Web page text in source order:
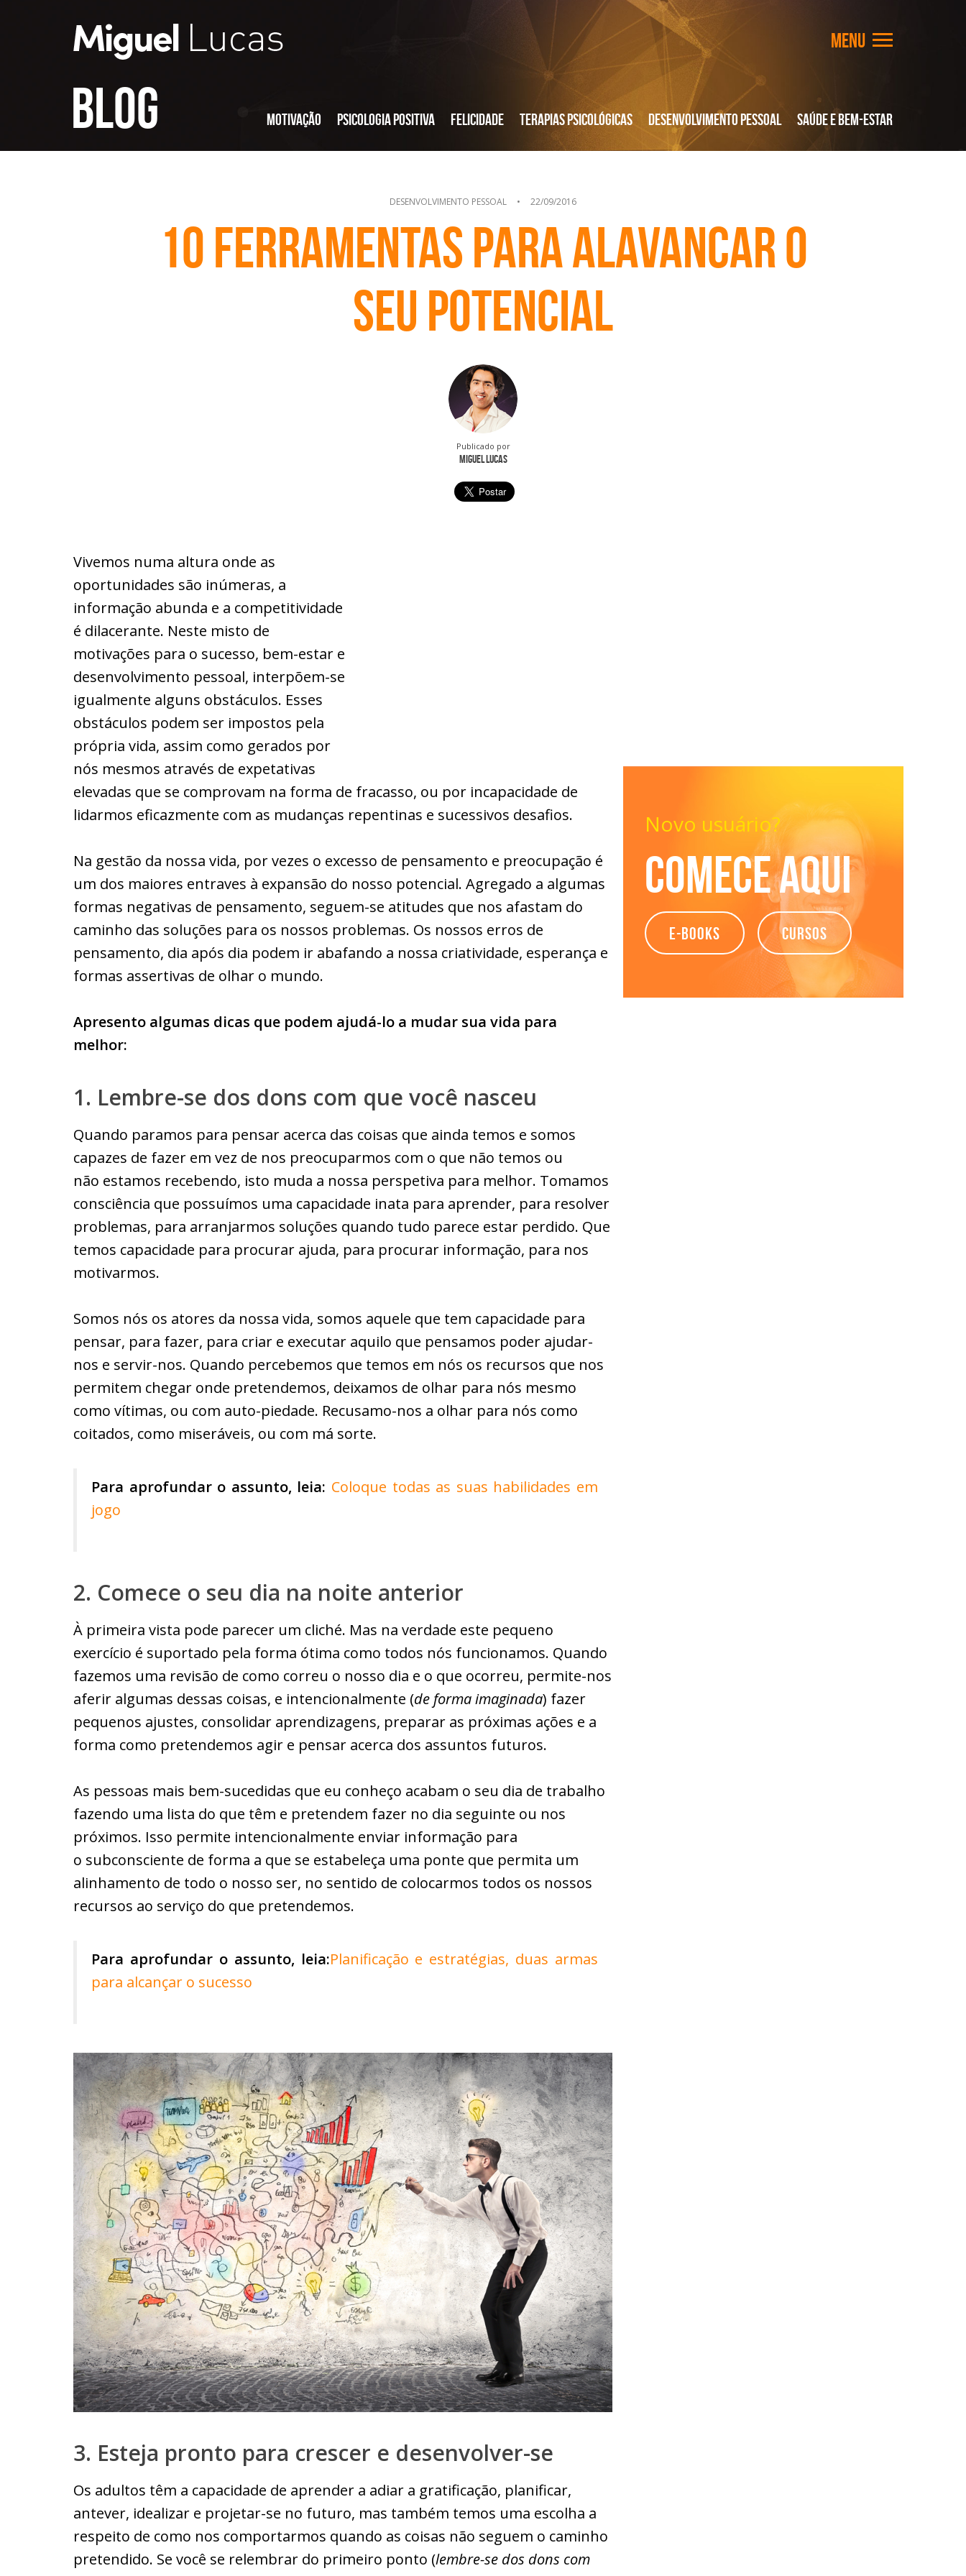
Blog Motivação Psicologia Positiva Felicidade Terapias Psicológicas Desenvolvimento Pessoal Saúde e Bem-Estar
DESENVOLVIMENTO PESSOAL • 22/09/2016
10 ferramentas para alavancar o
seu potencial
Publicado por
Miguel Lucas
Vivemos numa altura onde as
oportunidades são inúmeras, a
informação abunda e a competitividade
é dilacerante. Neste misto de
motivações para o sucesso, bem-estar e
desenvolvimento pessoal, interpõem-se
igualmente alguns obstáculos. Esses
obstáculos podem ser impostos pela
própria vida, assim como gerados por
nós mesmos através de expetativas
elevadas que se comprovam na forma de fracasso, ou por incapacidade de
lidarmos eficazmente com as mudanças repentinas e sucessivos desafios.
Na gestão da nossa vida, por vezes o excesso de pensamento e preocupação é
um dos maiores entraves à expansão do nosso potencial. Agregado a algumas
formas negativas de pensamento, seguem-se atitudes que nos afastam do
caminho das soluções para os nossos problemas. Os nossos erros de
pensamento, dia após dia podem ir abafando a nossa criatividade, esperança e
formas assertivas de olhar o mundo.
Apresento algumas dicas que podem ajudá-lo a mudar sua vida para
melhor:
1. Lembre-se dos dons com que você nasceu
Quando paramos para pensar acerca das coisas que ainda temos e somos
capazes de fazer em vez de nos preocuparmos com o que não temos ou
não estamos recebendo, isto muda a nossa perspetiva para melhor. Tomamos
consciência que possuímos uma capacidade inata para aprender, para resolver
problemas, para arranjarmos soluções quando tudo parece estar perdido. Que
temos capacidade para procurar ajuda, para procurar informação, para nos
motivarmos.
Somos nós os atores da nossa vida, somos aquele que tem capacidade para
pensar, para fazer, para criar e executar aquilo que pensamos poder ajudar-
nos e servir-nos. Quando percebemos que temos em nós os recursos que nos
permitem chegar onde pretendemos, deixamos de olhar para nós mesmo
como vítimas, ou com auto-piedade. Recusamo-nos a olhar para nós como
coitados, como miseráveis, ou com má sorte.
Para aprofundar o assunto, leia: Coloque todas as suas habilidades em
jogo
2. Comece o seu dia na noite anterior
À primeira vista pode parecer um cliché. Mas na verdade este pequeno
exercício é suportado pela forma ótima como todos nós funcionamos. Quando
fazemos uma revisão de como correu o nosso dia e o que ocorreu, permite-nos
aferir algumas dessas coisas, e intencionalmente (de forma imaginada) fazer
pequenos ajustes, consolidar aprendizagens, preparar as próximas ações e a
forma como pretendemos agir e pensar acerca dos assuntos futuros.
As pessoas mais bem-sucedidas que eu conheço acabam o seu dia de trabalho
fazendo uma lista do que têm e pretendem fazer no dia seguinte ou nos
próximos. Isso permite intencionalmente enviar informação para
o subconsciente de forma a que se estabeleça uma ponte que permita um
alinhamento de todo o nosso ser, no sentido de colocarmos todos os nossos
recursos ao serviço do que pretendemos.
Para aprofundar o assunto, leia:Planificação e estratégias, duas armas
para alcançar o sucesso
3. Esteja pronto para crescer e desenvolver-se
Os adultos têm a capacidade de aprender a adiar a gratificação, planificar,
antever, idealizar e projetar-se no futuro, mas também temos uma escolha a
respeito de como nos comportarmos quando as coisas não seguem o caminho
pretendido. Se você se relembrar do primeiro ponto (lembre-se dos dons com
Novo usuário?
Comece aqui
e-books Cursos